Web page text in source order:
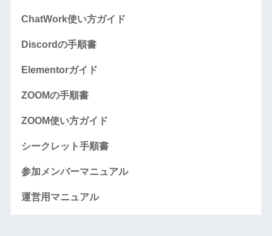
ChatWork使い方ガイド
Discordの手順書
Elementorガイド
ZOOMの手順書
ZOOM使い方ガイド
シークレット手順書
参加メンバーマニュアル
運営用マニュアル